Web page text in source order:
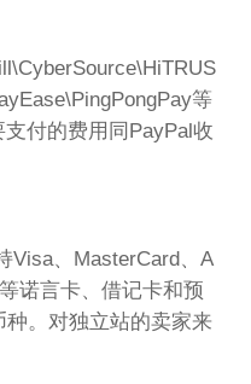
等
付的费用同PayPal收
Visa、MasterCard、A
诺言卡、借记卡和预
。对独立站的卖家来